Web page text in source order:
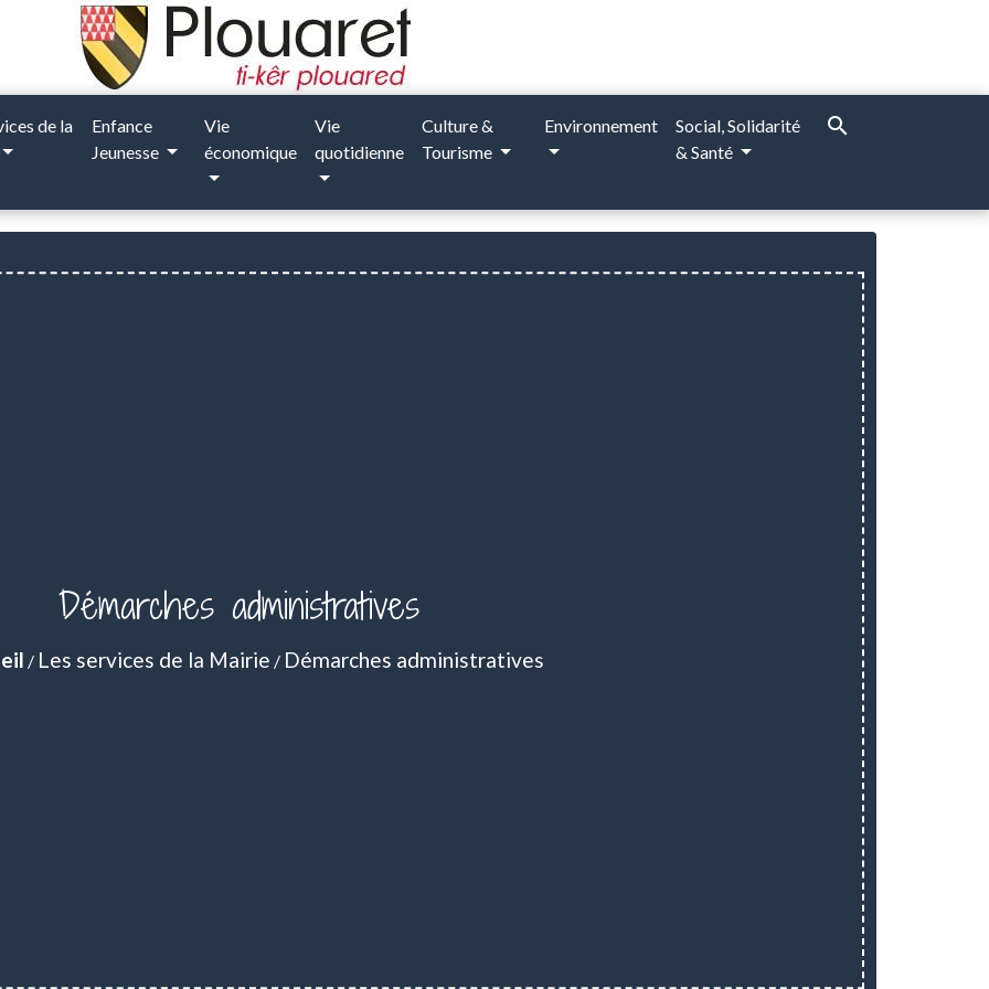
de la
Enfance
Jeunesse
Vie
économique
Vie
quotidienne
Culture &
Tourisme
Environnement
Social, Solidarité
& Santé
search
Démarches administratives
/ Les services de la Mairie / Démarches administratives